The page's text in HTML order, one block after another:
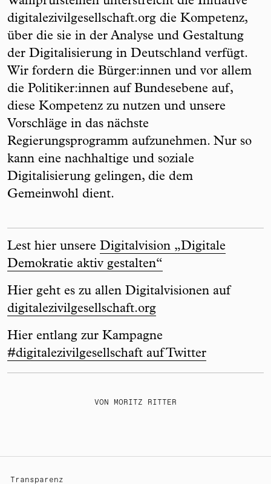
digitalezivilgesellschaft.org die Kompetenz,
über die sie in der Analyse und Gestaltung
der Digitalisierung in Deutschland verfügt.
Wir fordern die Bürger:innen und vor allem
die Politiker:innen auf Bundesebene auf,
diese Kompetenz zu nutzen und unsere
Vorschläge in das nächste
Regierungsprogramm aufzunehmen. Nur so
kann eine nachhaltige und soziale
Digitalisierung gelingen, die dem
Gemeinwohl dient.
Lest hier unsere Digitalvision „Digitale
Demokratie aktiv gestalten“
Hier geht es zu allen Digitalvisionen auf
digitalezivilgesellschaft.org
Hier entlang zur Kampagne
#digitalezivilgesellschaft auf Twitter
VON MORITZ RITTER
Transparenz